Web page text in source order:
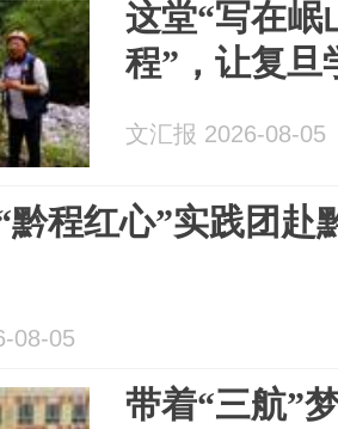
这堂“写在岷
程”，让复旦
文汇报 2026-08-05
黔程红心”实践团赴
08-05
带着“三航”